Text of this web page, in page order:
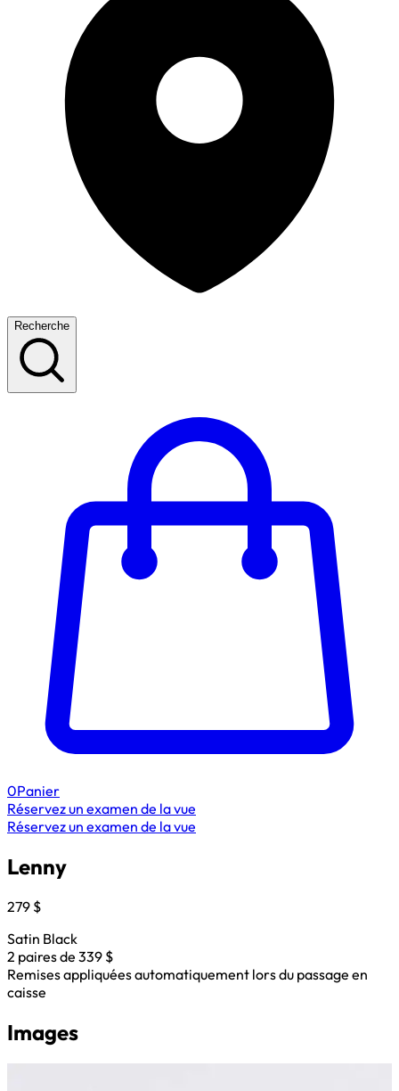
Recherche
0Panier
Réservez un examen de la vue
Réservez un examen de la vue
Lenny
279 $
Satin Black
2 paires de 339 $
Remises appliquées automatiquement lors du passage en
caisse
Images